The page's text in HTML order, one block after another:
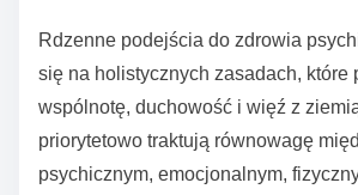
Rdzenne podejścia do zdrowia
się na holistycznych zasadach, które
wspólnotę, duchowość i więź z
priorytetowo traktują równowagę
psychicznym, emocjonalnym,